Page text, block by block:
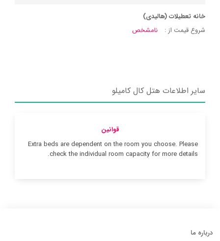
خانه تعطیلات (هالیدی)
شروع قیمت از :
نامشخص
سایر اطلاعات هتل کال کامیلو
قوانین
Extra beds are dependent on the room you choose. Please
check the individual room capacity for more details.
درباره ما